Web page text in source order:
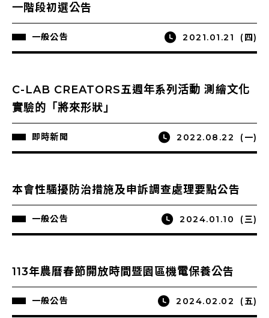
一階段初選公告
一般公告 2021.01.21 (四)
C-LAB CREATORS五週年系列活動 測繪文化
實驗的「將來形狀」
即時新聞 2022.08.22 (一)
本會性騷擾防治措施及申訴調查處理要點公告
一般公告 2024.01.10 (三)
113年農曆春節開放時間暨園區機電保養公告
一般公告 2024.02.02 (五)